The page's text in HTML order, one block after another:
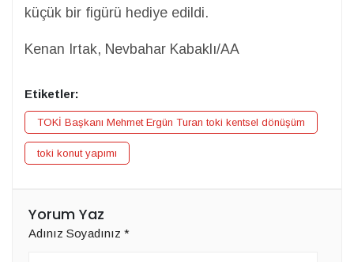
küçük bir figürü hediye edildi.
Kenan Irtak, Nevbahar Kabaklı/AA
Etiketler:
TOKİ Başkanı Mehmet Ergün Turan toki kentsel dönüşüm
toki konut yapımı
Yorum Yaz
Adınız Soyadınız *